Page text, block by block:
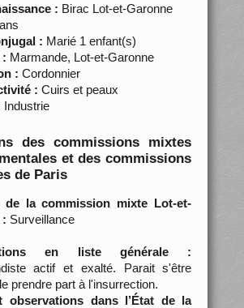
: Birac Lot-et-Garonne
: Marié 1 enfant(s)
: Marmande, Lot-et-Garonne
: Cordonnier
: Cuirs et peaux
Industrie
des commissions mixtes
et des commissions
de Paris
de la commission mixte Lot-et-
: Surveillance
en liste générale :
actif et exalté. Parait s'être
prendre part à l'insurrection.
observations dans l’État de la